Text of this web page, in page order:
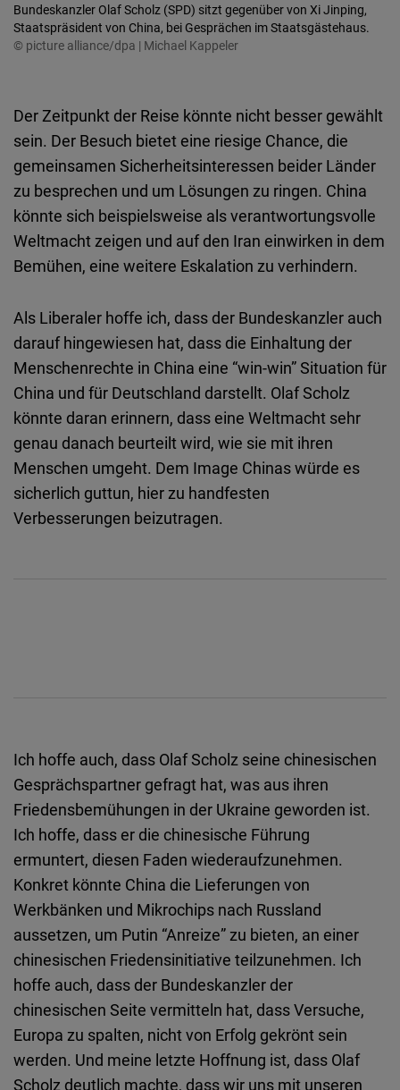
Bundeskanzler Olaf Scholz (SPD) sitzt gegenüber von Xi Jinping,
Staatspräsident von China, bei Gesprächen im Staatsgästehaus.
© picture alliance/dpa | Michael Kappeler
Der Zeitpunkt der Reise könnte nicht besser gewählt
sein. Der Besuch bietet eine riesige Chance, die
gemeinsamen Sicherheitsinteressen beider Länder
zu besprechen und um Lösungen zu ringen. China
könnte sich beispielsweise als verantwortungsvolle
Weltmacht zeigen und auf den Iran einwirken in dem
Bemühen, eine weitere Eskalation zu verhindern.
Als Liberaler hoffe ich, dass der Bundeskanzler auch
darauf hingewiesen hat, dass die Einhaltung der
Menschenrechte in China eine “win-win” Situation für
China und für Deutschland darstellt. Olaf Scholz
könnte daran erinnern, dass eine Weltmacht sehr
genau danach beurteilt wird, wie sie mit ihren
Menschen umgeht. Dem Image Chinas würde es
sicherlich guttun, hier zu handfesten
Verbesserungen beizutragen.
Ich hoffe auch, dass Olaf Scholz seine chinesischen
Gesprächspartner gefragt hat, was aus ihren
Friedensbemühungen in der Ukraine geworden ist.
Ich hoffe, dass er die chinesische Führung
ermuntert, diesen Faden wiederaufzunehmen.
Konkret könnte China die Lieferungen von
Werkbänken und Mikrochips nach Russland
aussetzen, um Putin “Anreize” zu bieten, an einer
chinesischen Friedensinitiative teilzunehmen. Ich
hoffe auch, dass der Bundeskanzler der
chinesischen Seite vermitteln hat, dass Versuche,
Europa zu spalten, nicht von Erfolg gekrönt sein
werden. Und meine letzte Hoffnung ist, dass Olaf
Scholz deutlich machte, dass wir uns mit unseren